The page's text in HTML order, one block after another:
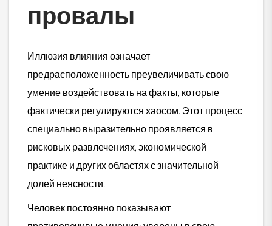
провалы
Иллюзия влияния означает
предрасположенность преувеличивать свою
умение воздействовать на факты, которые
фактически регулируются хаосом. Этот процесс
специально выразительно проявляется в
рисковых развлечениях, экономической
практике и других областях с значительной
долей неясности.
Человек постоянно показывают